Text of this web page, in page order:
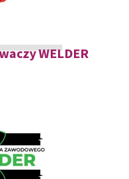
WELDER